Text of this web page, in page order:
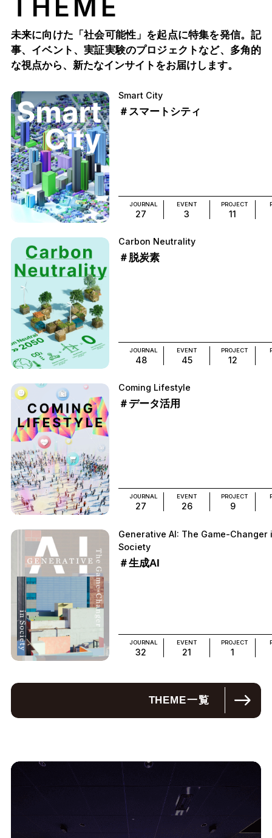
THEME
未来に向けた「社会可能性」を起点に特集を発信。記
事、イベント、実証実験のプロジェクトなど、多角的
な視点から、新たなインサイトをお届けします。
Smart City
＃スマートシティ
JOURNAL
27
EVENT
3
PROJECT
11
Carbon Neutrality
＃脱炭素
JOURNAL
48
EVENT
45
PROJECT
12
Coming Lifestyle
＃データ活用
JOURNAL
27
EVENT
26
PROJECT
9
Generative AI: The Game-Changer
Society
＃生成AI
JOURNAL
32
EVENT
21
PROJECT
1
THEME一覧